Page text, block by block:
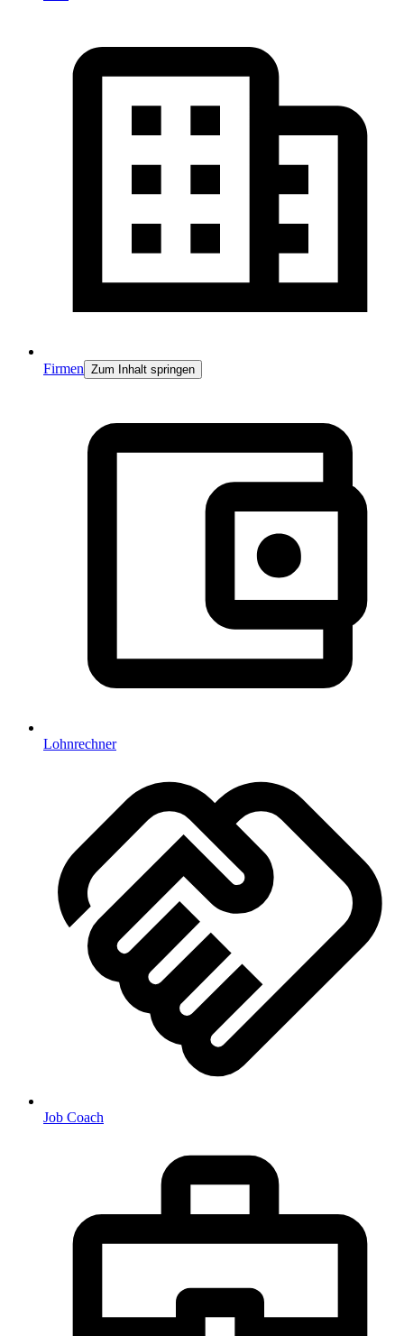
Firmen Zum Inhalt springen
Lohnrechner
Job Coach